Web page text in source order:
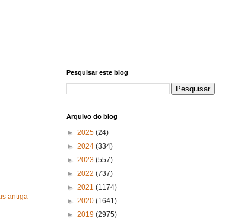
antiga
Pesquisar este blog
Arquivo do blog
► 2025 (24)
► 2024 (334)
► 2023 (557)
► 2022 (737)
► 2021 (1174)
► 2020 (1641)
► 2019 (2975)